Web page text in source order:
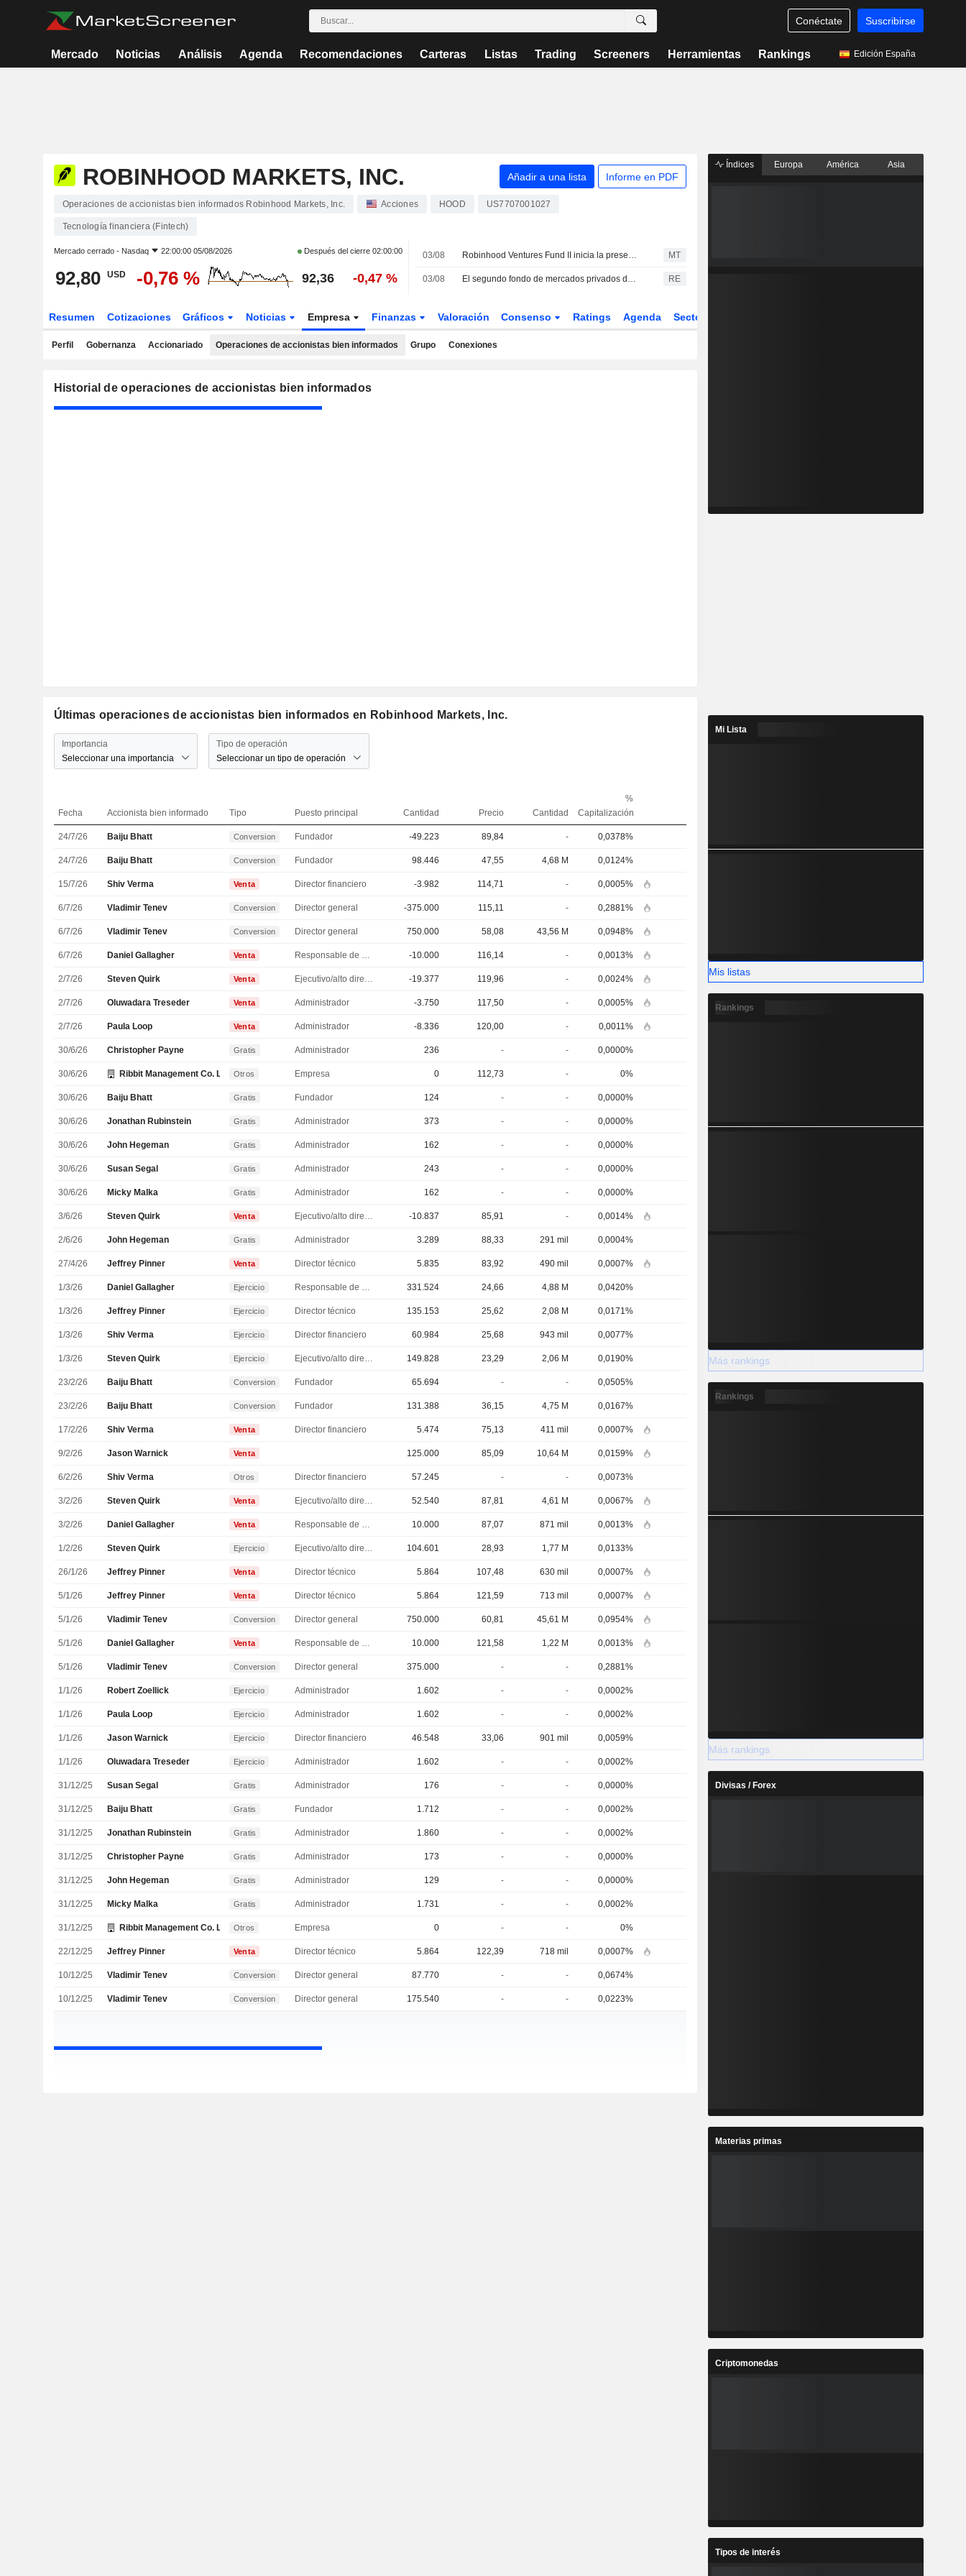
Conéctate Suscribirse
Mercado Noticias Análisis Agenda Recomendaciones Carteras Listas Trading Screeners Herramientas Rankings Edición España
ROBINHOOD MARKETS, INC. Añadir a una lista Informe en PDF
Operaciones de accionistas bien informados Robinhood Markets, Inc. Acciones HOOD US7707001027
Tecnología financiera (Fintech)
Mercado cerrado - Nasdaq 22:00:00 05/08/2026 Después del cierre02:00:00
92,80 USD -0,76 % 92,36 -0,47 %
03/08 Robinhood Ventures Fund II inicia la presentacion de su salida a Bolsa por 8 millones de acciones a un precio previsto de 25 USD MT
03/08 El segundo fondo de mercados privados de Robinhood aspira a captar 200 millones USD en su salida a Bolsa en EE. UU. RE
Resumen Cotizaciones Gráficos Noticias Empresa Finanzas Valoración Consenso Ratings Agenda Sector
Perfil Gobernanza Accionariado Operaciones de accionistas bien informados Grupo Conexiones
Historial de operaciones de accionistas bien informados
Últimas operaciones de accionistas bien informados en Robinhood Markets, Inc.
Importancia
Seleccionar una importancia
Tipo de operación
Seleccionar un tipo de operación
Fecha Accionista bien informado Tipo Puesto principal Cantidad Precio Cantidad
%
Capitalización
24/7/26 Baiju Bhatt Conversion Fundador -49.223 89,84 - 0,0378%
24/7/26 Baiju Bhatt Conversion Fundador 98.446 47,55 4,68 M 0,0124%
15/7/26 Shiv Verma Venta Director financiero -3.982 114,71 - 0,0005%
6/7/26 Vladimir Tenev Conversion Director general -375.000 115,11 - 0,2881%
6/7/26 Vladimir Tenev Conversion Director general 750.000 58,08 43,56 M 0,0948%
6/7/26 Daniel Gallagher Venta Responsable de cumplimiento -10.000 116,14 - 0,0013%
2/7/26 Steven Quirk Venta Ejecutivo/alto directivo -19.377 119,96 - 0,0024%
2/7/26 Oluwadara Treseder Venta Administrador -3.750 117,50 - 0,0005%
2/7/26 Paula Loop Venta Administrador -8.336 120,00 - 0,0011%
30/6/26 Christopher Payne Gratis Administrador 236 - - 0,0000%
30/6/26 Ribbit Management Co. LLC Otros Empresa 0 112,73 - 0%
30/6/26 Baiju Bhatt Gratis Fundador 124 - - 0,0000%
30/6/26 Jonathan Rubinstein Gratis Administrador 373 - - 0,0000%
30/6/26 John Hegeman Gratis Administrador 162 - - 0,0000%
30/6/26 Susan Segal Gratis Administrador 243 - - 0,0000%
30/6/26 Micky Malka Gratis Administrador 162 - - 0,0000%
3/6/26 Steven Quirk Venta Ejecutivo/alto directivo -10.837 85,91 - 0,0014%
2/6/26 John Hegeman Gratis Administrador 3.289 88,33 291 mil 0,0004%
27/4/26 Jeffrey Pinner Venta Director técnico 5.835 83,92 490 mil 0,0007%
1/3/26 Daniel Gallagher Ejercicio Responsable de cumplimiento 331.524 24,66 4,88 M 0,0420%
1/3/26 Jeffrey Pinner Ejercicio Director técnico 135.153 25,62 2,08 M 0,0171%
1/3/26 Shiv Verma Ejercicio Director financiero 60.984 25,68 943 mil 0,0077%
1/3/26 Steven Quirk Ejercicio Ejecutivo/alto directivo 149.828 23,29 2,06 M 0,0190%
23/2/26 Baiju Bhatt Conversion Fundador 65.694 - - 0,0505%
23/2/26 Baiju Bhatt Conversion Fundador 131.388 36,15 4,75 M 0,0167%
17/2/26 Shiv Verma Venta Director financiero 5.474 75,13 411 mil 0,0007%
9/2/26 Jason Warnick Venta 125.000 85,09 10,64 M 0,0159%
6/2/26 Shiv Verma Otros Director financiero 57.245 - - 0,0073%
3/2/26 Steven Quirk Venta Ejecutivo/alto directivo 52.540 87,81 4,61 M 0,0067%
3/2/26 Daniel Gallagher Venta Responsable de cumplimiento 10.000 87,07 871 mil 0,0013%
1/2/26 Steven Quirk Ejercicio Ejecutivo/alto directivo 104.601 28,93 1,77 M 0,0133%
26/1/26 Jeffrey Pinner Venta Director técnico 5.864 107,48 630 mil 0,0007%
5/1/26 Jeffrey Pinner Venta Director técnico 5.864 121,59 713 mil 0,0007%
5/1/26 Vladimir Tenev Conversion Director general 750.000 60,81 45,61 M 0,0954%
5/1/26 Daniel Gallagher Venta Responsable de cumplimiento 10.000 121,58 1,22 M 0,0013%
5/1/26 Vladimir Tenev Conversion Director general 375.000 - - 0,2881%
1/1/26 Robert Zoellick Ejercicio Administrador 1.602 - - 0,0002%
1/1/26 Paula Loop Ejercicio Administrador 1.602 - - 0,0002%
1/1/26 Jason Warnick Ejercicio Director financiero 46.548 33,06 901 mil 0,0059%
1/1/26 Oluwadara Treseder Ejercicio Administrador 1.602 - - 0,0002%
31/12/25 Susan Segal Gratis Administrador 176 - - 0,0000%
31/12/25 Baiju Bhatt Gratis Fundador 1.712 - - 0,0002%
31/12/25 Jonathan Rubinstein Gratis Administrador 1.860 - - 0,0002%
31/12/25 Christopher Payne Gratis Administrador 173 - - 0,0000%
31/12/25 John Hegeman Gratis Administrador 129 - - 0,0000%
31/12/25 Micky Malka Gratis Administrador 1.731 - - 0,0002%
31/12/25 Ribbit Management Co. LLC Otros Empresa 0 - - 0%
22/12/25 Jeffrey Pinner Venta Director técnico 5.864 122,39 718 mil 0,0007%
10/12/25 Vladimir Tenev Conversion Director general 87.770 - - 0,0674%
10/12/25 Vladimir Tenev Conversion Director general 175.540 - - 0,0223%
Índices Europa América Asia
Mi Lista
Mis listas
Rankings
Más rankings
Rankings
Más rankings
Divisas / Forex
Materias primas
Criptomonedas
Tipos de interés